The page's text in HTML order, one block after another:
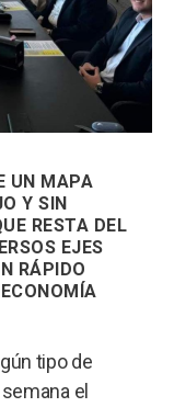
UN MAPA
Y SIN
RESTA DEL
EJES
RÁPIDO
tipo de
el